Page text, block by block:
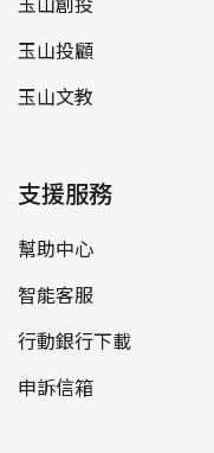
玉山投顧
玉山文教
支援服務
幫助中心
智能客服
行動銀行下載
申訴信箱